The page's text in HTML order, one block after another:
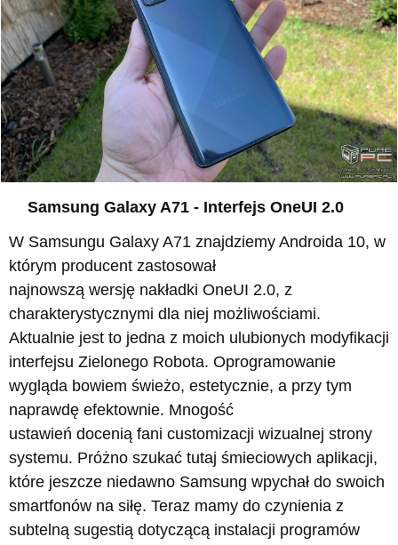
Samsung Galaxy A71 - Interfejs OneUI 2.0
W Samsungu Galaxy A71 znajdziemy Androida 10, w
którym producent zastosował
najnowszą wersję nakładki OneUI 2.0, z
charakterystycznymi dla niej możliwościami.
Aktualnie jest to jedna z moich ulubionych modyfikacji
interfejsu Zielonego Robota. Oprogramowanie
wygląda bowiem świeżo, estetycznie, a przy tym
naprawdę efektownie. Mnogość
ustawień docenią fani customizacji wizualnej strony
systemu. Próżno szukać tutaj śmieciowych aplikacji,
które jeszcze niedawno Samsung wpychał do swoich
smartfonów na siłę. Teraz mamy do czynienia z
subtelną sugestią dotyczącą instalacji programów